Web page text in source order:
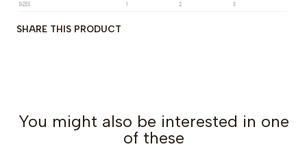
SHARE THIS PRODUCT
You might also be interested in one
of these